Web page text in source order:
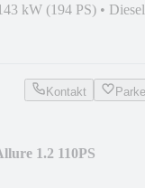
kW (194 PS) • Diesel
Kontakt
1.2 110PS